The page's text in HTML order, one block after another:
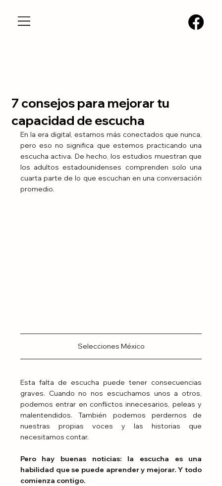
7 consejos para mejorar tu
capacidad de escucha
En la era digital, estamos más conectados que nunca,
pero eso no significa que estemos practicando una
escucha activa. De hecho, los estudios muestran que
los adultos estadounidenses comprenden solo una
cuarta parte de lo que escuchan en una conversación
promedio.
Selecciones México
Esta falta de escucha puede tener consecuencias
graves. Cuando no nos escuchamos unos a otros,
podemos entrar en conflictos innecesarios, peleas y
malentendidos. También podemos perdernos de
nuestras propias voces y las historias que
necesitamos contar.
Pero hay buenas noticias:
la escucha es una
habilidad que se puede aprender y mejorar. Y todo
comienza contigo.